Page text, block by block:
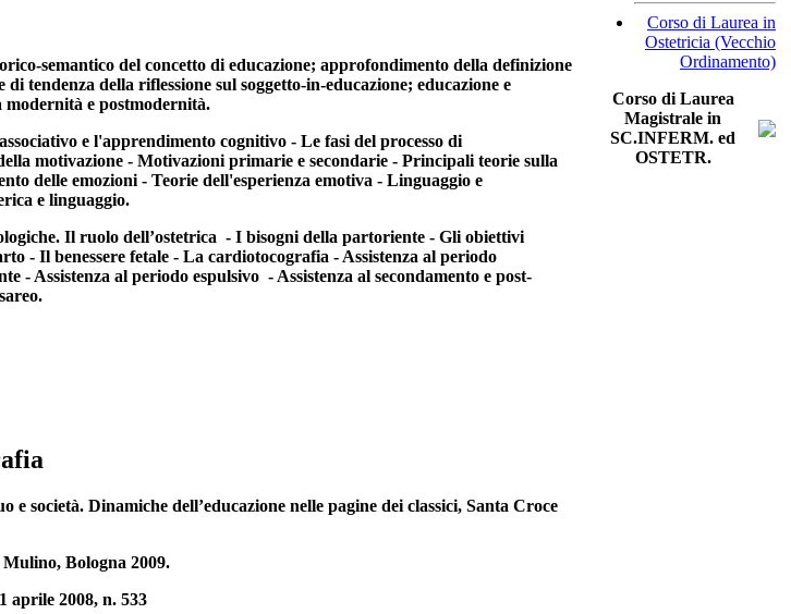
semantico del concetto di educazione; approfondimento della definizione
tendenza della riflessione sul soggetto-in-educazione; educazione e
modernità e postmodernità.
e l'apprendimento cognitivo - Le fasi del processo di
motivazione - Motivazioni primarie e secondarie - Principali teorie sulla
delle emozioni - Teorie dell'esperienza emotiva - Linguaggio e
e linguaggio.
Il ruolo dell’ostetrica - I bisogni della partoriente - Gli obiettivi
- Il benessere fetale - La cardiotocografia - Assistenza al periodo
- Assistenza al periodo espulsivo - Assistenza al secondamento e post-
società. Dinamiche dell’educazione nelle pagine dei classici, Santa Croce
Bologna 2009.
aprile 2008, n. 533
Corso di Laurea in
Ostetricia (Vecchio
Ordinamento)
Corso di Laurea
Magistrale in
SC.INFERM. ed
OSTETR.